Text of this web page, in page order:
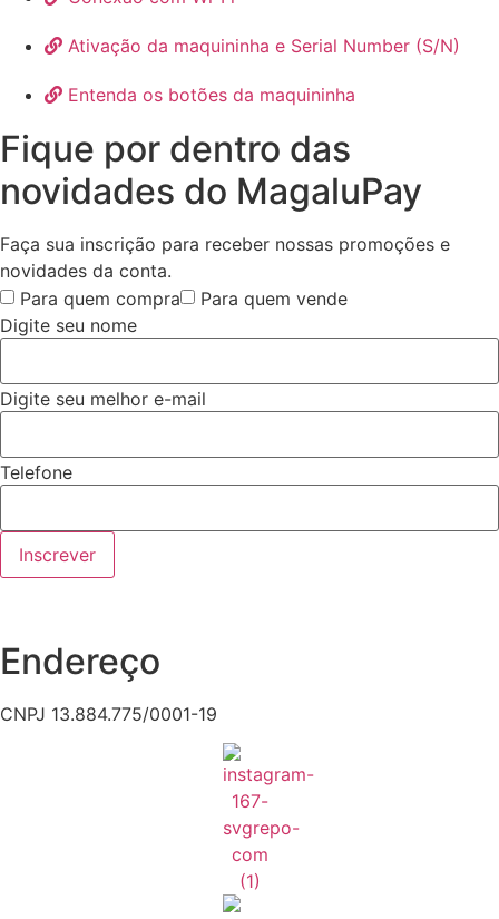
Ativação da maquininha e Serial Number (S/N)
Entenda os botões da maquininha
Fique por dentro das
novidades do MagaluPay
Faça sua inscrição para receber nossas promoções e
novidades da conta.
Para quem compra
Para quem vende
Digite seu nome
Digite seu melhor e-mail
Telefone
Inscrever
Endereço
CNPJ 13.884.775/0001-19